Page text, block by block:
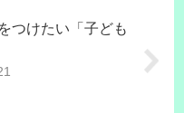
つけたい「子ども